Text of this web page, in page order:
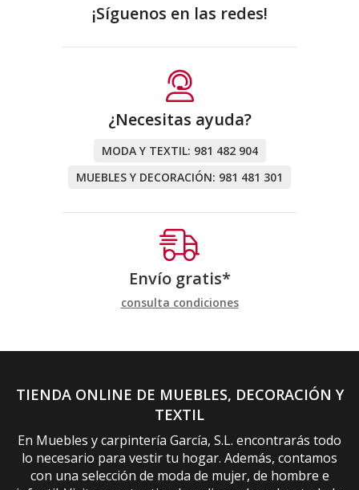
¡Síguenos en las redes!
¿Necesitas ayuda?
MODA Y TEXTIL: 981 482 904
MUEBLES Y DECORACIÓN: 981 481 301
Envío gratis*
consulta condiciones
TIENDA ONLINE DE MUEBLES, DECORACIÓN Y
TEXTIL
En Muebles y carpintería García, S.L. encontrarás todo
lo necesario para vestir tu hogar. Además, contamos
con una selección de moda de mujer, de hombre e